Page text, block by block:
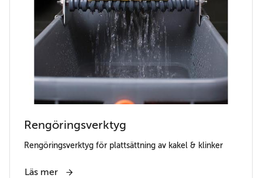
Rengöringsverktyg
Rengöringsverktyg för plattsättning av kakel & klinker
Läs mer